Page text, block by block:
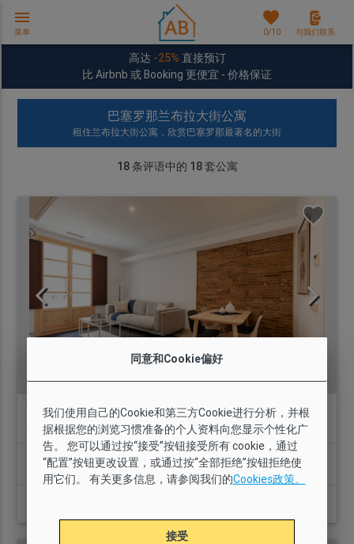
与我们联系
favorites
0/10
menu
菜单
高达 -25% 直接预订
比 Airbnb 或 Booking 更便宜 - 价格保证
巴塞罗那兰布拉大街公寓
租住兰布拉大街公寓，欣赏巴塞罗那最著名的大街
18条评语中的 18套公寓
GI2776 - AB Mercat de Sant Antoni VII
12 条意见
location_on
3
间卧室
3
1.5 54 m2
有
同意和Cookie偏好
我们使用自己的Cookie和第三方Cookie进行分析，并根
据根据您的浏览习惯准备的个人资料向您显示个性化广
告。 您可以通过按“接受”按钮接受所有 cookie，通过
“配置”按钮更改设置，或通过按“全部拒绝”按钮拒绝使
用它们。 有关更多信息，请参阅我们的Cookies政策。
接受